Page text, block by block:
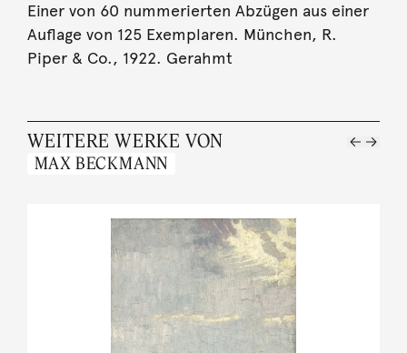
Einer von 60 nummerierten Abzügen aus einer
Auflage von 125 Exemplaren. München, R.
Piper & Co., 1922. Gerahmt
WEITERE WERKE VON
MAX BECKMANN